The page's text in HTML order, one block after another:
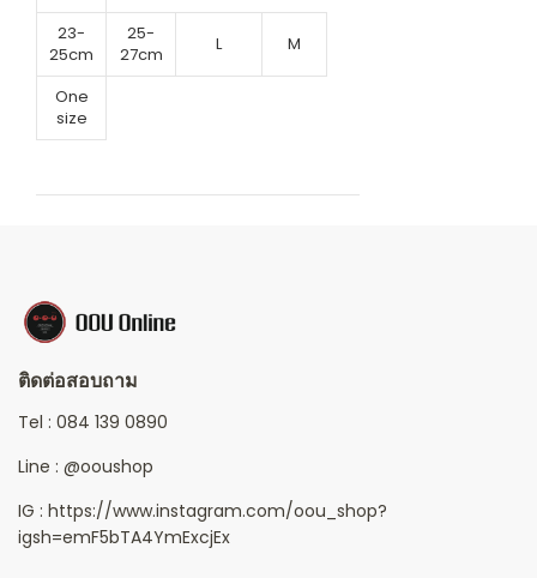
23-
25cm
25-
27cm
L M
One
size
ติดต่อสอบถาม
Tel : 084 139 0890
Line : @ooushop
IG : https://www.instagram.com/oou_shop?
igsh=emF5bTA4YmExcjEx